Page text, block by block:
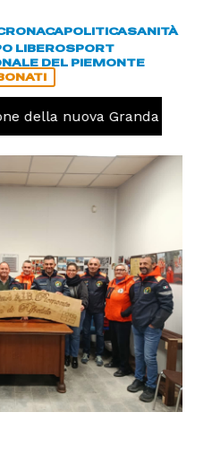
POLITICASANITÀ
LIBEROSPORT
DEL PIEMONTE
nuova Granda Volley